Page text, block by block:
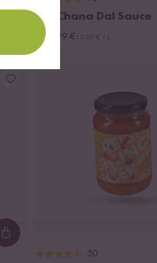
Bio Chana Dal Sauce
ab 3,99 €
Loading...
50